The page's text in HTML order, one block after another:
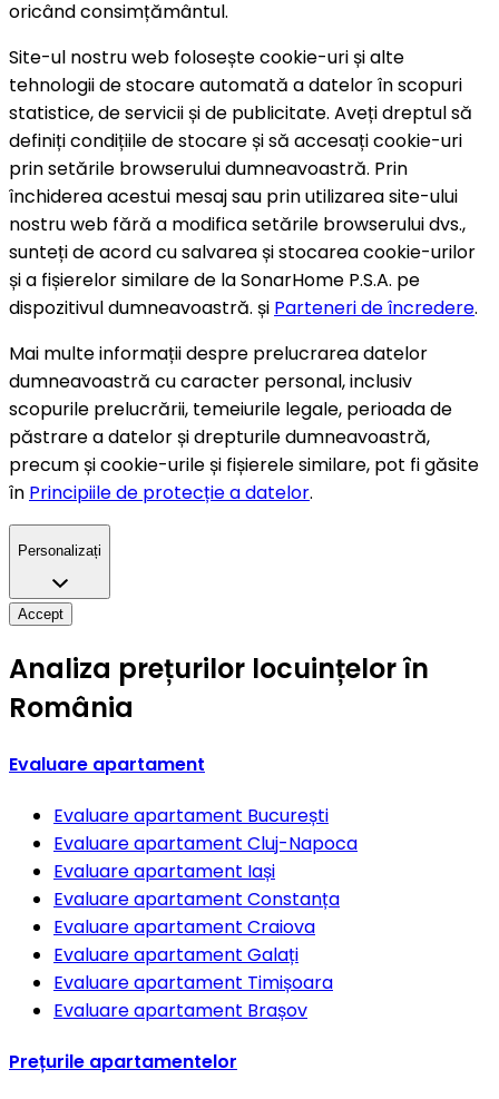
oricând consimțământul.
Site-ul nostru web folosește cookie-uri și alte
tehnologii de stocare automată a datelor în scopuri
statistice, de servicii și de publicitate. Aveți dreptul să
definiți condițiile de stocare și să accesați cookie-uri
prin setările browserului dumneavoastră. Prin
închiderea acestui mesaj sau prin utilizarea site-ului
nostru web fără a modifica setările browserului dvs.,
sunteți de acord cu salvarea și stocarea cookie-urilor
și a fișierelor similare de la SonarHome P.S.A. pe
dispozitivul dumneavoastră. și Parteneri de încredere.
Mai multe informații despre prelucrarea datelor
dumneavoastră cu caracter personal, inclusiv
scopurile prelucrării, temeiurile legale, perioada de
păstrare a datelor și drepturile dumneavoastră,
precum și cookie-urile și fișierele similare, pot fi găsite
în Principiile de protecție a datelor.
Personalizați
Accept
Analiza prețurilor locuințelor în
România
Evaluare apartament
Evaluare apartament București
Evaluare apartament Cluj-Napoca
Evaluare apartament Iași
Evaluare apartament Constanța
Evaluare apartament Craiova
Evaluare apartament Galați
Evaluare apartament Timișoara
Evaluare apartament Brașov
Prețurile apartamentelor